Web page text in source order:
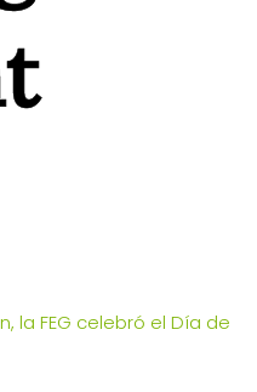
la FEG celebró el Día de